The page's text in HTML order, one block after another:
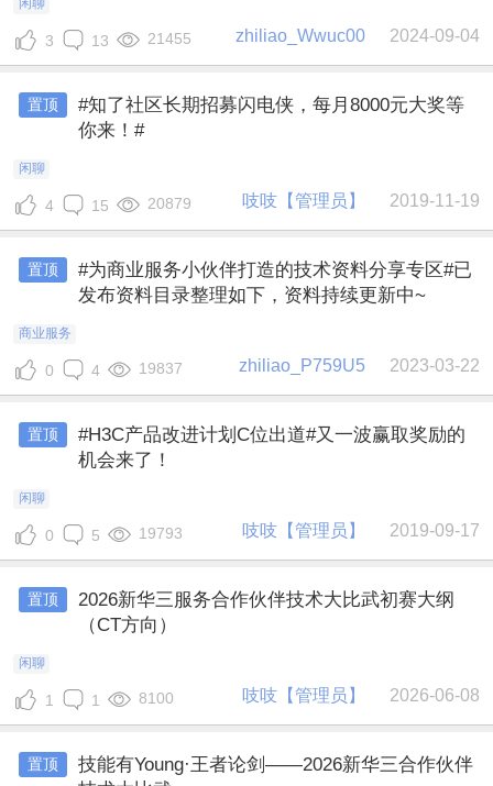
闲聊
3 13 21455 zhiliao_Wwuc00 2024-09-04
置顶
#知了社区长期招募闪电侠，每月8000元大奖等
你来！#
闲聊
4 15 20879 吱吱【管理员】 2019-11-19
置顶
#为商业服务小伙伴打造的技术资料分享专区#已
发布资料目录整理如下，资料持续更新中~
商业服务
0 4 19837 zhiliao_P759U5 2023-03-22
置顶
#H3C产品改进计划C位出道#又一波赢取奖励的
机会来了！
闲聊
0 5 19793 吱吱【管理员】 2019-09-17
置顶
2026新华三服务合作伙伴技术大比武初赛大纲
（CT方向）
闲聊
1 1 8100 吱吱【管理员】 2026-06-08
置顶
技能有Young·王者论剑——2026新华三合作伙伴